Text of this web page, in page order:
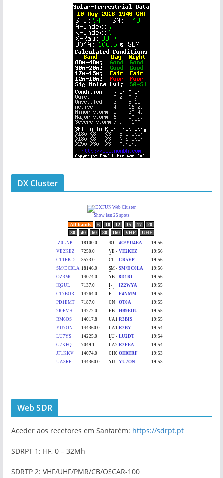
DX Cluster
Web SDR
Aceder aos recetores em Santarém: https://sdrpt.pt
SDRPT 1: HF, 0 – 32Mh
SDRTP 2: VHF/UHF/PMR/CB/OSCAR-100